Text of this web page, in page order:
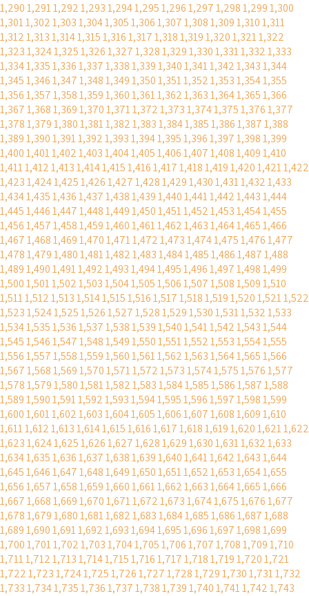
1,2901,2911,2921,2931,2941,2951,2961,2971,2981,2991,300
1,3011,3021,3031,3041,3051,3061,3071,3081,3091,3101,311
1,3121,3131,3141,3151,3161,3171,3181,3191,3201,3211,322
1,3231,3241,3251,3261,3271,3281,3291,3301,3311,3321,333
1,3341,3351,3361,3371,3381,3391,3401,3411,3421,3431,344
1,3451,3461,3471,3481,3491,3501,3511,3521,3531,3541,355
1,3561,3571,3581,3591,3601,3611,3621,3631,3641,3651,366
1,3671,3681,3691,3701,3711,3721,3731,3741,3751,3761,377
1,3781,3791,3801,3811,3821,3831,3841,3851,3861,3871,388
1,3891,3901,3911,3921,3931,3941,3951,3961,3971,3981,399
1,4001,4011,4021,4031,4041,4051,4061,4071,4081,4091,410
1,4111,4121,4131,4141,4151,4161,4171,4181,4191,4201,4211,422
1,4231,4241,4251,4261,4271,4281,4291,4301,4311,4321,433
1,4341,4351,4361,4371,4381,4391,4401,4411,4421,4431,444
1,4451,4461,4471,4481,4491,4501,4511,4521,4531,4541,455
1,4561,4571,4581,4591,4601,4611,4621,4631,4641,4651,466
1,4671,4681,4691,4701,4711,4721,4731,4741,4751,4761,477
1,4781,4791,4801,4811,4821,4831,4841,4851,4861,4871,488
1,4891,4901,4911,4921,4931,4941,4951,4961,4971,4981,499
1,5001,5011,5021,5031,5041,5051,5061,5071,5081,5091,510
1,5111,5121,5131,5141,5151,5161,5171,5181,5191,5201,5211,522
1,5231,5241,5251,5261,5271,5281,5291,5301,5311,5321,533
1,5341,5351,5361,5371,5381,5391,5401,5411,5421,5431,544
1,5451,5461,5471,5481,5491,5501,5511,5521,5531,5541,555
1,5561,5571,5581,5591,5601,5611,5621,5631,5641,5651,566
1,5671,5681,5691,5701,5711,5721,5731,5741,5751,5761,577
1,5781,5791,5801,5811,5821,5831,5841,5851,5861,5871,588
1,5891,5901,5911,5921,5931,5941,5951,5961,5971,5981,599
1,6001,6011,6021,6031,6041,6051,6061,6071,6081,6091,610
1,6111,6121,6131,6141,6151,6161,6171,6181,6191,6201,6211,622
1,6231,6241,6251,6261,6271,6281,6291,6301,6311,6321,633
1,6341,6351,6361,6371,6381,6391,6401,6411,6421,6431,644
1,6451,6461,6471,6481,6491,6501,6511,6521,6531,6541,655
1,6561,6571,6581,6591,6601,6611,6621,6631,6641,6651,666
1,6671,6681,6691,6701,6711,6721,6731,6741,6751,6761,677
1,6781,6791,6801,6811,6821,6831,6841,6851,6861,6871,688
1,6891,6901,6911,6921,6931,6941,6951,6961,6971,6981,699
1,7001,7011,7021,7031,7041,7051,7061,7071,7081,7091,710
1,7111,7121,7131,7141,7151,7161,7171,7181,7191,7201,721
1,7221,7231,7241,7251,7261,7271,7281,7291,7301,7311,732
1,7331,7341,7351,7361,7371,7381,7391,7401,7411,7421,743